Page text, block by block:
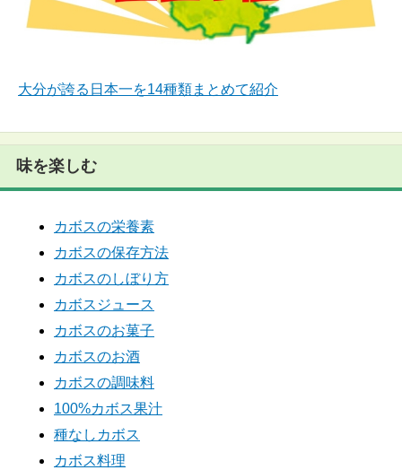
大分が誇る日本一を14種類まとめて紹介
味を楽しむ
カボスの栄養素
カボスの保存方法
カボスのしぼり方
カボスジュース
カボスのお菓子
カボスのお酒
カボスの調味料
100%カボス果汁
種なしカボス
カボス料理